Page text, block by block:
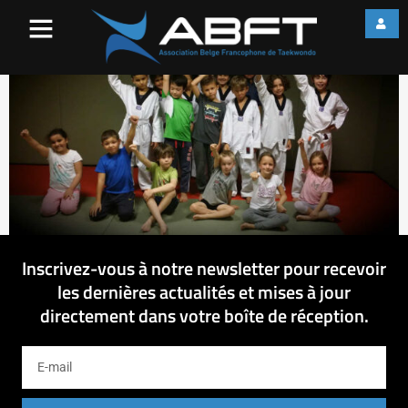
Inscrivez-vous à notre newsletter pour recevoir
les dernières actualités et mises à jour
directement dans votre boîte de réception.